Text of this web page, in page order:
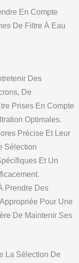
En Compte
De Filtre À Eau
Des
De
Prises En Compte
Optimales.
Précise Et Leur
Sélection
Et Un
Prendre Des
Pour Une
De Maintenir Ses
La Sélection De